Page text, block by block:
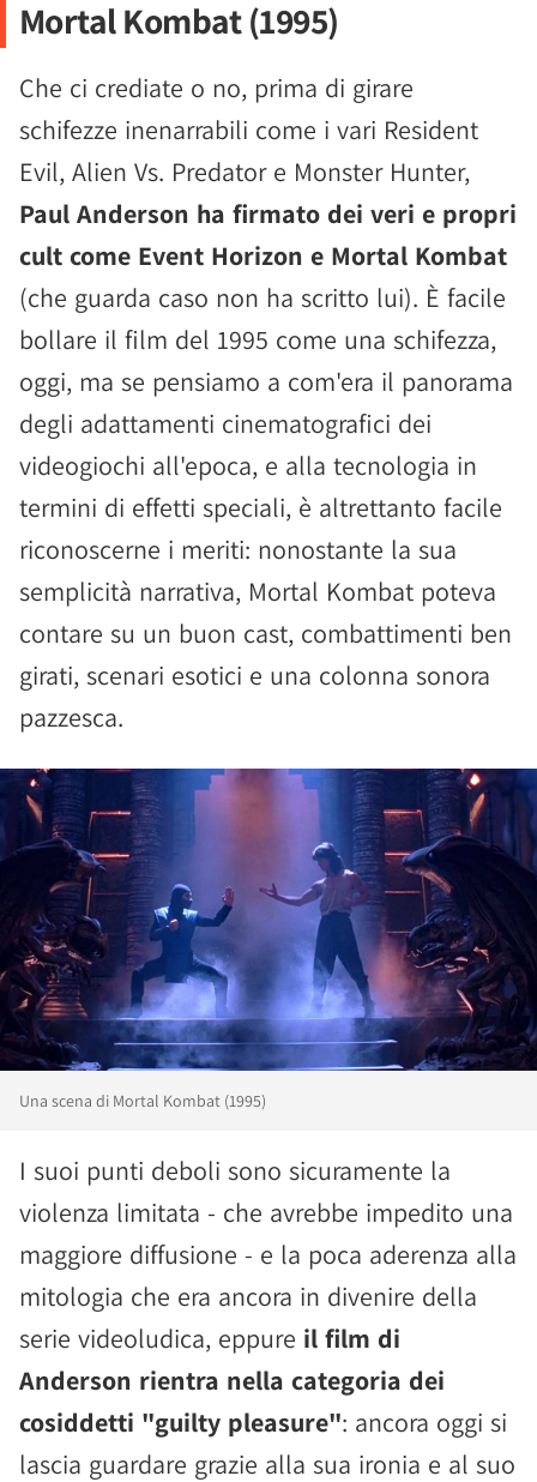
Mortal Kombat (1995)
Che ci crediate o no, prima di girare
schifezze inenarrabili come i vari Resident
Evil, Alien Vs. Predator e Monster Hunter,
Paul Anderson ha firmato dei veri e propri
cult come Event Horizon e Mortal Kombat
(che guarda caso non ha scritto lui). È facile
bollare il film del 1995 come una schifezza,
oggi, ma se pensiamo a com'era il panorama
degli adattamenti cinematografici dei
videogiochi all'epoca, e alla tecnologia in
termini di effetti speciali, è altrettanto facile
riconoscerne i meriti: nonostante la sua
semplicità narrativa, Mortal Kombat poteva
contare su un buon cast, combattimenti ben
girati, scenari esotici e una colonna sonora
pazzesca.
Una scena di Mortal Kombat (1995)
I suoi punti deboli sono sicuramente la
violenza limitata - che avrebbe impedito una
maggiore diffusione - e la poca aderenza alla
mitologia che era ancora in divenire della
serie videoludica, eppure il film di
Anderson rientra nella categoria dei
cosiddetti "guilty pleasure": ancora oggi si
lascia guardare grazie alla sua ironia e al suo